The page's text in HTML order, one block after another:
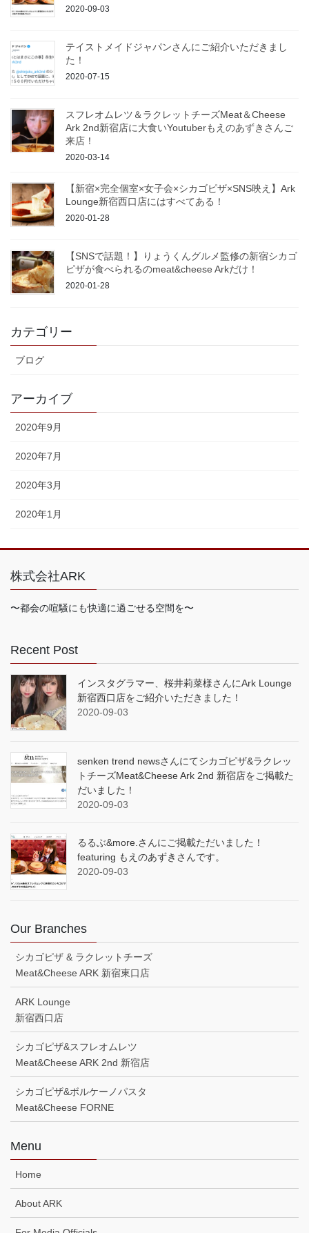
2020-09-03
テイストメイドジャパンさんにご紹介いただきまし
た！
2020-07-15
スフレオムレツ＆ラクレットチーズMeat＆Cheese
Ark 2nd新宿店に大食いYoutuberもえのあずきさんご
来店！
2020-03-14
【新宿×完全個室×女子会×シカゴピザ×SNS映え】Ark
Lounge新宿西口店にはすべてある！
2020-01-28
【SNSで話題！】りょうくんグルメ監修の新宿シカゴ
ピザが食べられるのmeat&cheese Arkだけ！
2020-01-28
カテゴリー
ブログ
アーカイブ
2020年9月
2020年7月
2020年3月
2020年1月
株式会社ARK
〜都会の喧騒にも快適に過ごせる空間を〜
Recent Post
インスタグラマー、桜井莉菜様さんにArk Lounge
新宿西口店をご紹介いただきました！
2020-09-03
senken trend newsさんにてシカゴピザ&ラクレッ
トチーズMeat&Cheese Ark 2nd 新宿店をご掲載た
だいました！
2020-09-03
るるぶ&more.さんにご掲載ただいました！
featuring もえのあずきさんです。
2020-09-03
Our Branches
シカゴピザ & ラクレットチーズ
Meat&Cheese ARK 新宿東口店
ARK Lounge
新宿西口店
シカゴピザ&スフレオムレツ
Meat&Cheese ARK 2nd 新宿店
シカゴピザ&ボルケーノパスタ
Meat&Cheese FORNE
Menu
Home
About ARK